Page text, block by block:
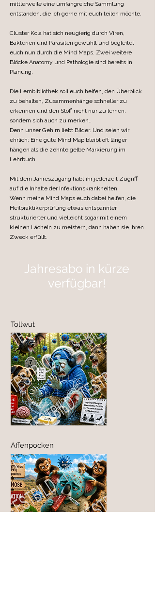
mittlerweile eine umfangreiche Sammlung
entstanden, die ich gerne mit euch teilen möchte.
Cluster Kola hat sich neugierig durch Viren,
Bakterien und Parasiten gewühlt und begleitet
euch nun durch die Mind Maps. Zwei weitere
Blöcke Anatomy und Pathologie sind bereits in
Planung.
Die Lernbibliothek soll euch helfen, den Überblick
zu behalten, Zusammenhänge schneller zu
erkennen und den Stoff nicht nur zu lernen,
sondern sich auch zu merken..
Denn unser Gehirn liebt Bilder. Und seien wir
ehrlich: Eine gute Mind Map bleibt oft länger
hängen als die zehnte gelbe Markierung im
Lehrbuch.
Mit dem Jahreszugang habt ihr jederzeit Zugriff
auf die Inhalte der Infektionskrankheiten.
Wenn meine Mind Maps euch dabei helfen, die
Heilpraktikerprüfung etwas entspannter,
strukturierter und vielleicht sogar mit einem
kleinen Lächeln zu meistern, dann haben sie ihren
Zweck erfüllt.
Jahresabo in kürze
verfügbar!
Tollwut
Affenpocken